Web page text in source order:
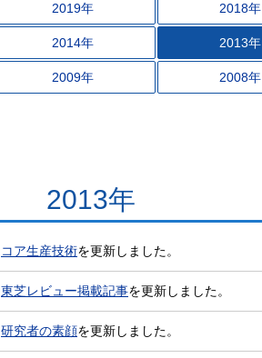
2019年 2018年
2014年 2013年
2009年 2008年
2013年
コア生産技術を更新しました。
東芝レビュー掲載記事を更新しました。
研究者の素顔を更新しました。